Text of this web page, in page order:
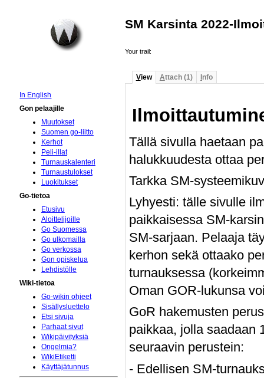
SM Karsinta 2022-
Your trail:
View Attach (1) Info
Tällä sivulla haetaan
halukkuudesta ottaa
Tarkka SM-
Lyhyesti: tälle sivulle
paikkaisessa SM-
SM-sarjaan. Pelaaja
kerhon sekä ottaako
turnauksessa
Oman GOR-lukunsa
GoR hakemusten
paikkaa, jolla saadaan
seuraavin perustein:
- Edellisen SM-
In English
Gon pelaajille
Muutokset
Suomen go-liitto
Kerhot
Peli-illat
Turnauskalenteri
Turnaustulokset
Luokitukset
Go-tietoa
Etusivu
Aloittelijoille
Go Suomessa
Go ulkomailla
Go verkossa
Gon opiskelua
Lehdistölle
Wiki-tietoa
Go-wikin ohjeet
Sisällysluettelo
Etsi sivuja
Parhaat sivut
Wikipäivityksiä
Ongelmia?
WikiEtiketti
Käyttäjätunnus